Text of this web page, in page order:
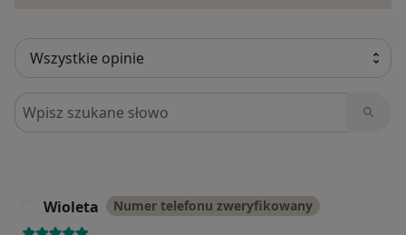
Szukaj w opiniach
Wioleta Numer telefonu zweryfikowany